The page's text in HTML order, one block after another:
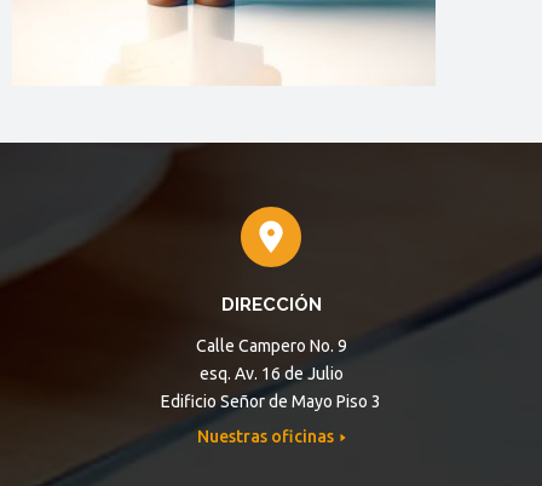
DIRECCIÓN
Calle Campero No. 9
esq. Av. 16 de Julio
Edificio Señor de Mayo Piso 3
Nuestras oficinas